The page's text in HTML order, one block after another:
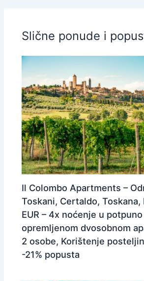
Slične ponude i
Il Colombo Apartments –
Toskani, Certaldo, Toskana,
EUR – 4x noćenje u potpuno
opremljenom dvosobnom
2 osobe, Korištenje
-21% popusta